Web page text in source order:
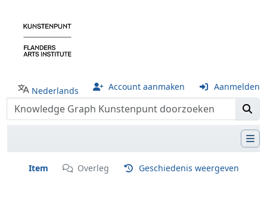
Nederlands Account aanmaken Aanmelden
Item Overleg Geschiedenis weergeven